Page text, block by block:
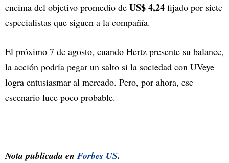
encima del objetivo promedio de US$ 4,24 fijado por siete
especialistas que siguen a la compañía.
El próximo 7 de agosto, cuando Hertz presente su balance,
la acción podría pegar un salto si la sociedad con UVeye
logra entusiasmar al mercado. Pero, por ahora, ese
escenario luce poco probable.
Nota publicada enForbes US.